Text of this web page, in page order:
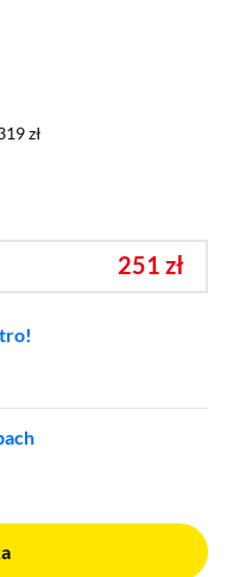
zł
zł
251 zł